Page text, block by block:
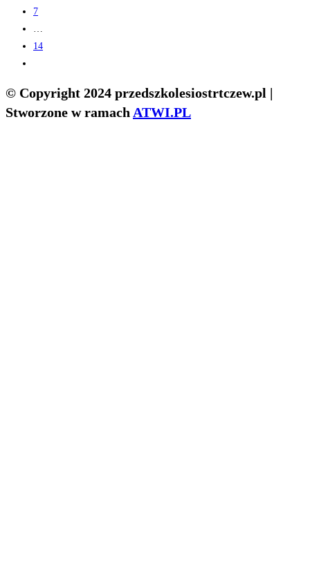
7
14
the
next
© Copyright 2024 przedszkolesiostrtczew.pl |
Stworzone w ramach ATWI.PL